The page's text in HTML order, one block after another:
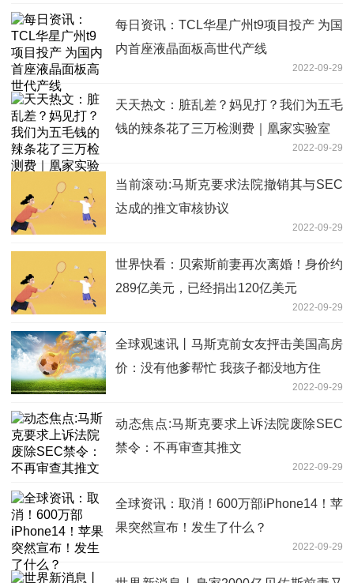
每日资讯：TCL华星广州t9项目投产 为国
内首座液晶面板高世代产线
2022-09-29
天天热文：脏乱差？妈见打？我们为五毛
钱的辣条花了三万检测费｜凰家实验室
2022-09-29
当前滚动:马斯克要求法院撤销其与SEC
达成的推文审核协议
2022-09-29
世界快看：贝索斯前妻再次离婚！身价约
289亿美元，已经捐出120亿美元
2022-09-29
全球观速讯丨马斯克前女友抨击美国高房
价：没有他爹帮忙 我孩子都没地方住
2022-09-29
动态焦点:马斯克要求上诉法院废除SEC
禁令：不再审查其推文
2022-09-29
全球资讯：取消！600万部iPhone14！苹
果突然宣布！发生了什么？
2022-09-29